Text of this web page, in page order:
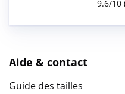
Aide & contact
Guide des tailles